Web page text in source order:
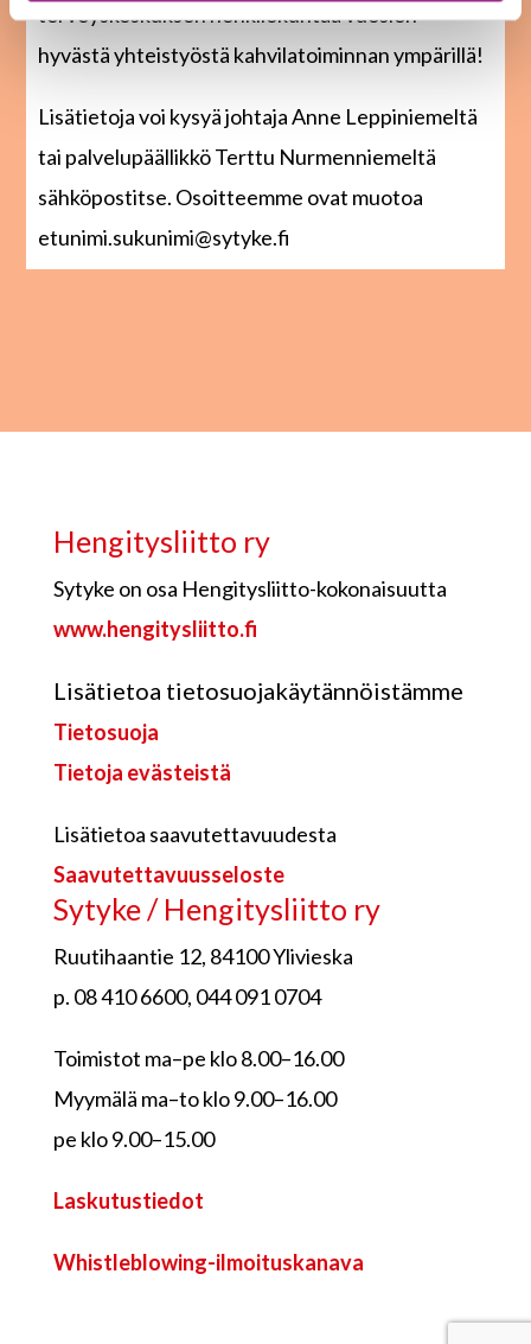
terveyskeskuksen henkilökuntaa vuosien
hyvästä yhteistyöstä kahvilatoiminnan ympärillä!
Lisätietoja voi kysyä johtaja Anne Leppiniemeltä
tai palvelupäällikkö Terttu Nurmenniemeltä
sähköpostitse. Osoitteemme ovat muotoa
etunimi.sukunimi@sytyke.fi
Hengitysliitto ry
Sytyke on osa Hengitysliitto-kokonaisuutta
www.hengitysliitto.fi
Lisätietoa tietosuojakäytännöistämme
Tietosuoja
Tietoja evästeistä
Lisätietoa saavutettavuudesta
Saavutettavuusseloste
Sytyke / Hengitysliitto ry
Ruutihaantie 12, 84100 Ylivieska
p. 08 410 6600, 044 091 0704
Toimistot ma–pe klo 8.00–16.00
Myymälä ma–to klo 9.00–16.00
pe klo 9.00–15.00
Laskutustiedot
Whistleblowing-ilmoituskanava